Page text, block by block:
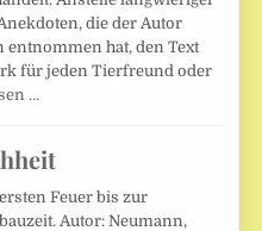
die der Autor
entnommen hat, den Text
für jeden Tierfreund oder
…
Feuer bis zur
Autor: Neumann,